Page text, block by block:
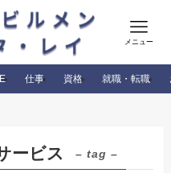
メニュー
仕事 資格 就職・転職
ービス – tag –